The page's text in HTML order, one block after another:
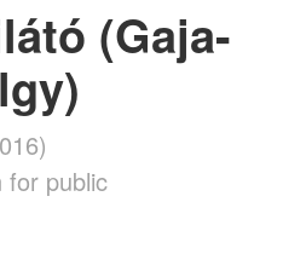
(Gaja-
for public